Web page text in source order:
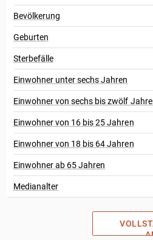
Bevölkerung
Geburten
Sterbefälle
Einwohner unter sechs Jahren
Einwohner von sechs bis zwölf
Einwohner von 16 bis 25 Jahren
Einwohner von 18 bis 64 Jahren
Einwohner ab 65 Jahren
Medianalter